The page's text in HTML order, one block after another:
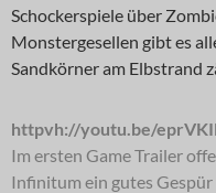
Schockerspiele über
Monstergesellen gibt es
Sandkörner am Elbstrand
httpvh://youtu.be/
Im ersten Game Trailer
Infinitum ein gutes